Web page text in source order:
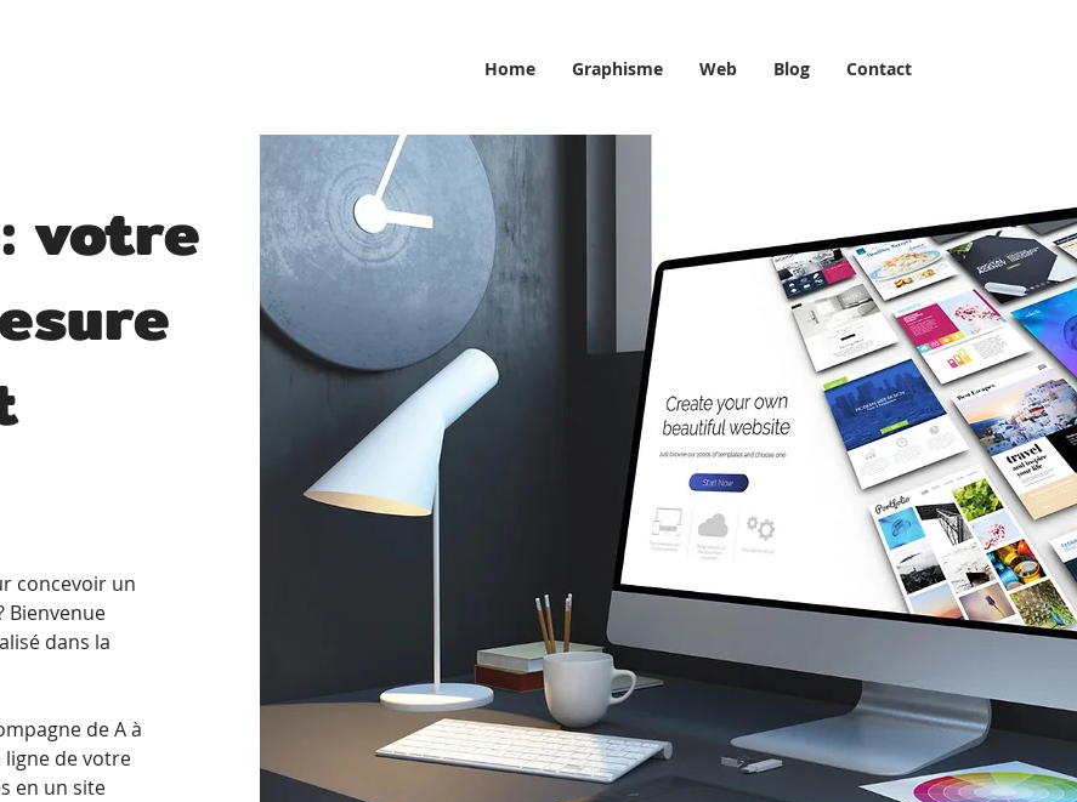
Home Graphisme Web Blog Contact
votre
concevoir un
Bienvenue
dans la
de A à
ligne de votre
en un site